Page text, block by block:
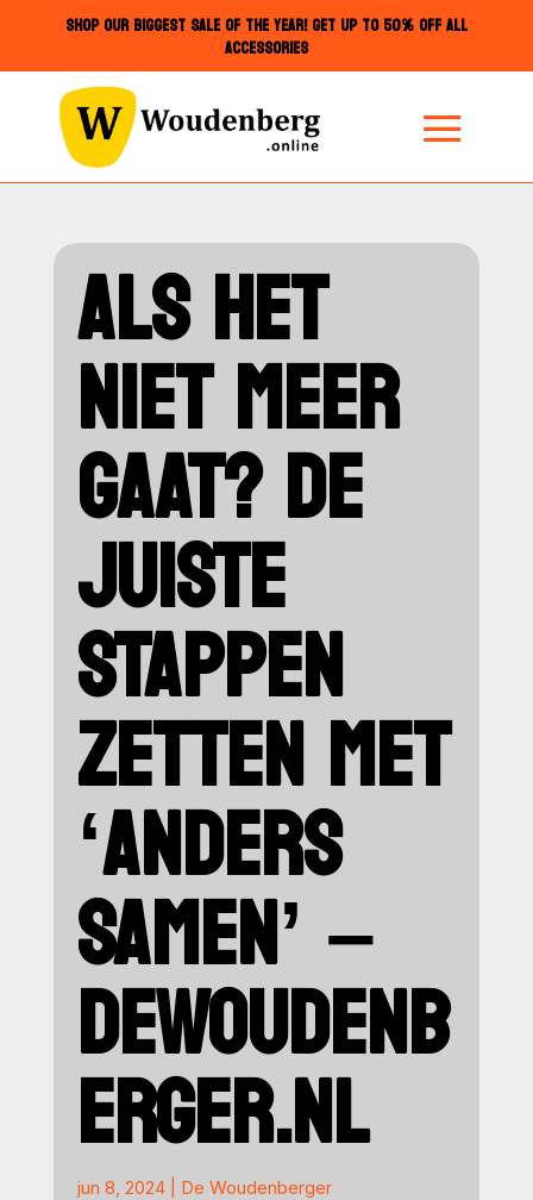
SHOP OUR BIGGEST SALE OF THE YEAR! GET UP TO 50% OFF ALL
ACCESSORIES
ALS HET
NIET MEER
GAAT? DE
JUISTE
STAPPEN
ZETTEN MET
‘ANDERS
SAMEN’ –
DEWOUDENB
ERGER.NL
jun 8, 2024| De Woudenberger